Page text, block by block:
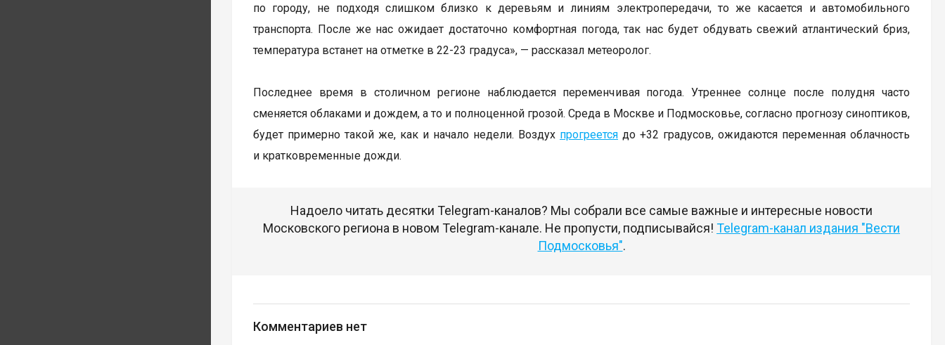
по городу, не подходя слишком близко к деревьям и линиям электропередачи, то же касается и автомобильного
транспорта. После же нас ожидает достаточно комфортная погода, так нас будет обдувать свежий атлантический бриз,
температура встанет на отметке в 22-23 градуса», — рассказал метеоролог.
Последнее время в столичном регионе наблюдается переменчивая погода. Утреннее солнце после полудня часто
сменяется облаками и дождем, а то и полноценной грозой. Среда в Москве и Подмосковье, согласно прогнозу синоптиков,
будет примерно такой же, как и начало недели. Воздух прогреется до +32 градусов, ожидаются переменная облачность
и кратковременные дожди.
Надоело читать десятки Telegram-каналов? Мы собрали все самые важные и интересные новости
Московского региона в новом Telegram-канале. Не пропусти, подписывайся! Telegram-канал издания "Вести
Подмосковья".
Комментариев нет